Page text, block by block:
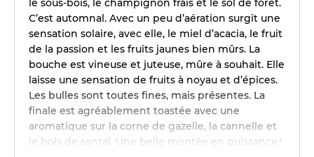
le sous-bois, le champignon frais et le sol de forêt.
C’est automnal. Avec un peu d’aération surgit une
sensation solaire, avec elle, le miel d’acacia, le fruit
de la passion et les fruits jaunes bien mûrs. La
bouche est vineuse et juteuse, mûre à souhait. Elle
laisse une sensation de fruits à noyau et d’épices.
Les bulles sont toutes fines, mais présentes. La
finale est agréablement toastée avec une
aromatique sur la corne de gazelle, la cannelle et
le bois de santal. Une belle montée en puissance !